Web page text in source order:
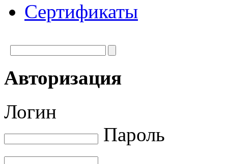
Сертификаты
Авторизация
Логин
Пароль